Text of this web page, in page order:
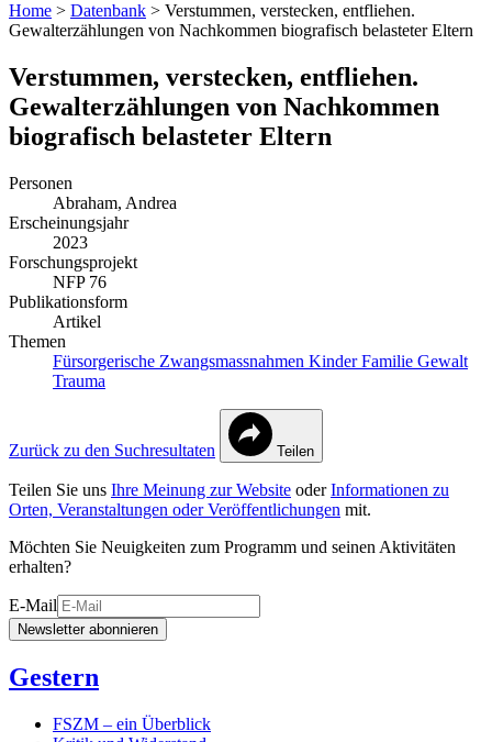
Home > Datenbank > Verstummen, verstecken, entfliehen.
Gewalterzählungen von Nachkommen biografisch belasteter Eltern
Verstummen, verstecken, entfliehen.
Gewalterzählungen von Nachkommen
biografisch belasteter Eltern
Personen
Abraham, Andrea
Erscheinungsjahr
2023
Forschungsprojekt
NFP 76
Publikationsform
Artikel
Themen
Fürsorgerische Zwangsmassnahmen KinderFamilie Gewalt
Trauma
Zurück zu den Suchresultaten Teilen
Teilen Sie uns Ihre Meinung zur Website oderInformationen zu
Orten, Veranstaltungen oder Veröffentlichungen mit.
Möchten Sie Neuigkeiten zum Programm und seinen Aktivitäten
erhalten?
E-Mail
Newsletter abonnieren
Gestern
FSZM – ein Überblick